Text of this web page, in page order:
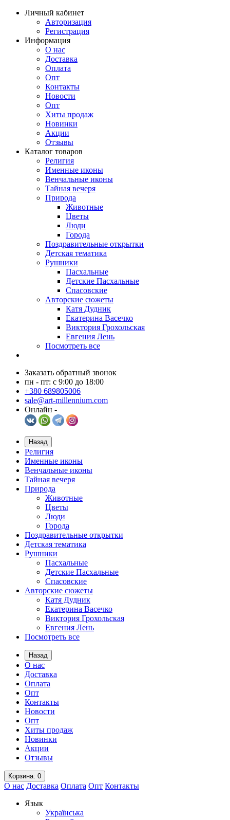
Личный кабинет
Авторизация
Регистрация
Информация
О нас
Доставка
Оплата
Опт
Контакты
Новости
Опт
Хиты продаж
Новинки
Акции
Отзывы
Каталог товаров
Религия
Именные иконы
Венчальные иконы
Тайная вечеря
Природа
Животные
Цветы
Люди
Города
Поздравительные открытки
Детская тематика
Рушники
Пасхальные
Детские Пасхальные
Спасовские
Авторские сюжеты
Катя Дудник
Екатерина Васечко
Виктория Грохольская
Евгения Лень
Посмотреть все
Заказать обратный звонок
пн - пт: с 9:00 до 18:00
+380 689805006
sale@art-millennium.com
Онлайн -
Назад
Религия
Именные иконы
Венчальные иконы
Тайная вечеря
Природа
Животные
Цветы
Люди
Города
Поздравительные открытки
Детская тематика
Рушники
Пасхальные
Детские Пасхальные
Спасовские
Авторские сюжеты
Катя Дудник
Екатерина Васечко
Виктория Грохольская
Евгения Лень
Посмотреть все
Назад
О нас
Доставка
Оплата
Опт
Контакты
Новости
Опт
Хиты продаж
Новинки
Акции
Отзывы
Корзина: 0
О нас Доставка Оплата Опт Контакты
Язык
Українська